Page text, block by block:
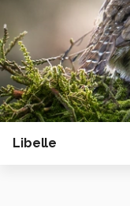
Libelle